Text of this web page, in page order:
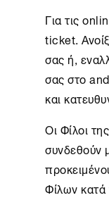
Για τις
ticket.
σας ή,
σας στο
και
ΟιΦίλοι
συνδεθούν
Φίλων κατά